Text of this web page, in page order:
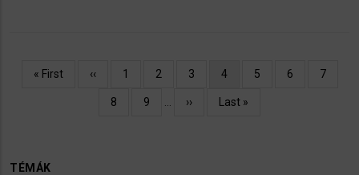
Oldalszámozás
Első
« First
Előző
‹‹ Oldal
1 Oldal
2 Oldal
3
Jelenlegi
4 Oldal
5 Oldal
6 Oldal
7
Oldal
8 Oldal
9
Következő
››
Utolsó
Last »
TÉMÁK